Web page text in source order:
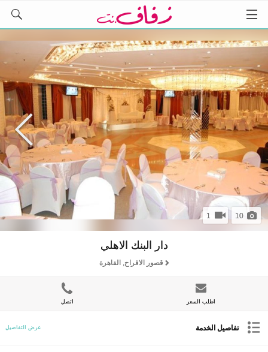
10
1
دار البنك الاهلي
قصور الافراح, القاهرة
اطلب السعر اتصل
تفاصيل الخدمة عرض التفاصيل